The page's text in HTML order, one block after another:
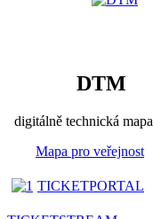
DTM
digitálně technická mapa
Mapa pro veřejnost
TICKETPORTAL